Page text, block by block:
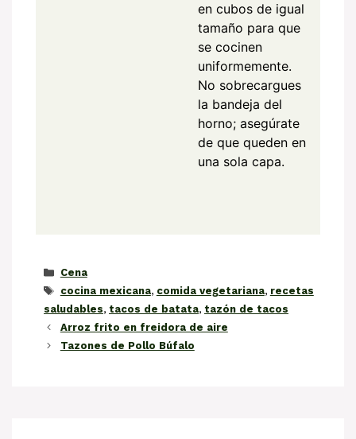
en cubos de igual
tamaño para que
se cocinen
uniformemente.
No sobrecargues
la bandeja del
horno; asegúrate
de que queden en
una sola capa.
Categorías
Cena
Etiquetas
cocina mexicana, comida vegetariana, recetas
saludables, tacos de batata, tazón de tacos
Arroz frito en freidora de aire
Tazones de Pollo Búfalo